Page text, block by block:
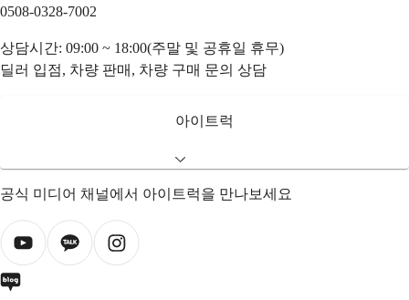
0508-0328-7002
상담시간: 09:00 ~ 18:00(주말 및 공휴일 휴무)
딜러 입점, 차량 판매, 차량 구매 문의 상담
아이트럭
공식 미디어 채널에서 아이트럭을 만나보세요